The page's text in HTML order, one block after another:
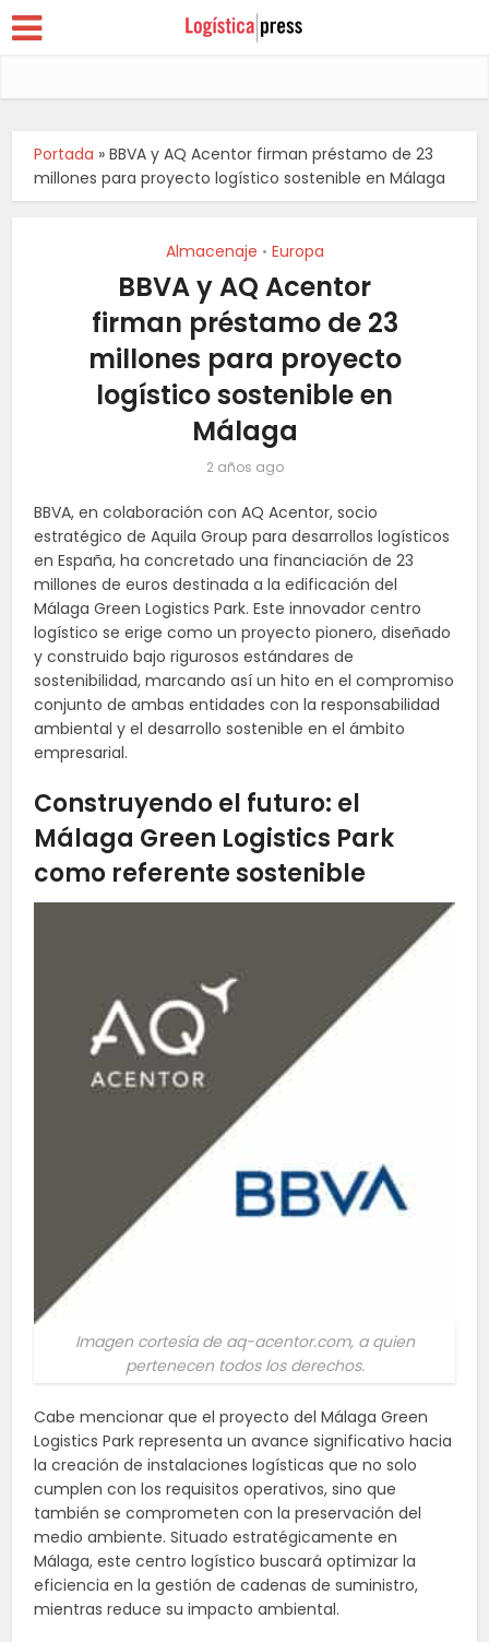
Portada »BBVA y AQ Acentor firman préstamo de 23
millones para proyecto logístico sostenible en Málaga
Almacenaje • Europa
BBVA y AQ Acentor
firman préstamo de 23
millones para proyecto
logístico sostenible en
Málaga
2 años ago
BBVA, en colaboración con AQ Acentor, socio
estratégico de Aquila Group para desarrollos logísticos
en España, ha concretado una financiación de 23
millones de euros destinada a la edificación del
Málaga Green Logistics Park. Este innovador centro
logístico se erige como un proyecto pionero, diseñado
y construido bajo rigurosos estándares de
sostenibilidad, marcando así un hito en el compromiso
conjunto de ambas entidades con la responsabilidad
ambiental y el desarrollo sostenible en el ámbito
empresarial.
Construyendo el futuro: el
Málaga Green Logistics Park
como referente sostenible
Imagen cortesía de aq-acentor.com, a quien
pertenecen todos los derechos.
Cabe mencionar que el proyecto del Málaga Green
Logistics Park representa un avance significativo hacia
la creación de instalaciones logísticas que no solo
cumplen con los requisitos operativos, sino que
también se comprometen con la preservación del
medio ambiente. Situado estratégicamente en
Málaga, este centro logístico buscará optimizar la
eficiencia en la gestión de cadenas de suministro,
mientras reduce su impacto ambiental.